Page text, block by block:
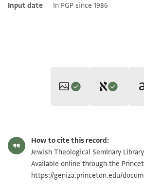
Input date In PGP since 1986
S. D. Goitein,"Congregation versus
Chapter in the Communal History of Jewish
Quarterly Review 44, no. 4 (University of
1954), 291-304.
S. D. Goitein, "Congregation versus
Chapter in the Communal History of Jewish
Quarterly Review
44, no. 4 (University of
ENA 4020.65 2 Zoom
Image Permissions Statement
How to cite this record:
Jewish Theological Seminary
Available online through the
https://geniza.princeton.edu/